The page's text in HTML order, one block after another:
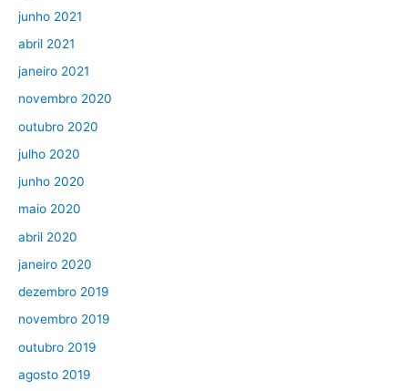
junho 2021
abril 2021
janeiro 2021
novembro 2020
outubro 2020
julho 2020
junho 2020
maio 2020
abril 2020
janeiro 2020
dezembro 2019
novembro 2019
outubro 2019
agosto 2019